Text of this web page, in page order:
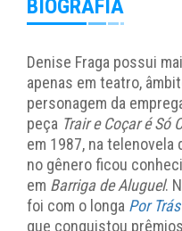
BIOGRAFIA
Denise Fraga possui
apenas em teatro,
personagem da
peça Trair e Coçar é Só
em 1987, na telenovela
no gênero ficou
em Barriga de Aluguel.
foi com o longa Por
que conquistou